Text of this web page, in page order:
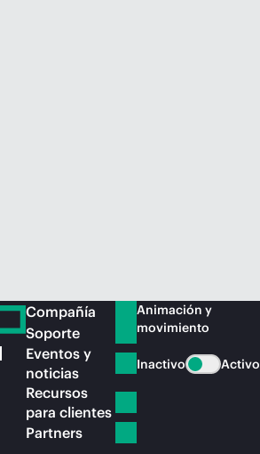
Compañía
Soporte
Eventos y
noticias
Recursos
para clientes
Partners
Animación y
movimiento
Inactivo Activo